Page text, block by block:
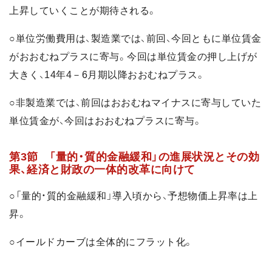
上昇していくことが期待される。
○単位労働費用は、製造業では、前回、今回ともに単位賃金
がおおむねプラスに寄与。今回は単位賃金の押し上げが
大きく、14年4－6月期以降おおむねプラス。
○非製造業では、前回はおおむねマイナスに寄与していた
単位賃金が、今回はおおむねプラスに寄与。
第3節 「量的・質的金融緩和」の進展状況とその効
果、経済と財政の一体的改革に向けて
○「量的・質的金融緩和」導入頃から、予想物価上昇率は上
昇。
○イールドカーブは全体的にフラット化。